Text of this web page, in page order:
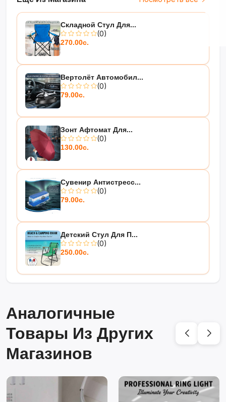
Идеальный спутник для вашего
комфорта в любую погоду!
Складной Стул Для...
(0)
270.00с.
Вертолёт Автомобил...
(0)
79.00с.
Зонт Афтомат Для...
(0)
130.00с.
Сувенир Антистресс...
(0)
79.00с.
Детский Стул Для П...
(0)
250.00с.
Аналогичные
Товары Из Других
Магазинов